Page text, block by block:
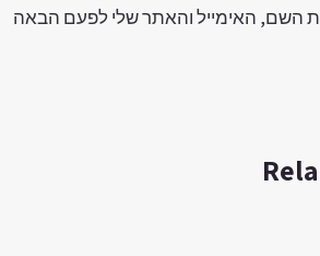
האימייל והאתר שלי לפעם הבאה